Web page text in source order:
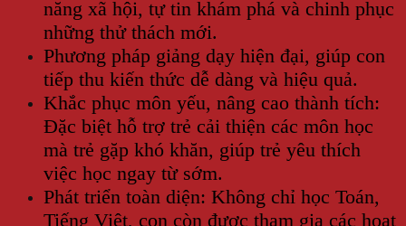
năng xã hội, tự tin khám phá và chinh phục
những thử thách mới.
Phương pháp giảng dạy hiện đại, giúp con
tiếp thu kiến thức dễ dàng và hiệu quả.
Khắc phục môn yếu, nâng cao thành tích:
Đặc biệt hỗ trợ trẻ cải thiện các môn học
mà trẻ gặp khó khăn, giúp trẻ yêu thích
việc học ngay từ sớm.
Phát triển toàn diện: Không chỉ học Toán,
Tiếng Việt, con còn được tham gia các hoạt